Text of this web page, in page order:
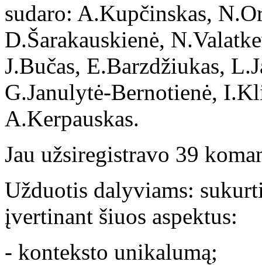
sudaro: A.Kupčinskas,
D.Šarakauskienė,
J.Bučas, E.Barzdžiukas,
G.Janulytė-Bernotienė,
A.Kerpauskas.
Jau užsiregistravo 39
Užduotis dalyviams:
įvertinant šiuos aspektus:
- konteksto unikalumą;